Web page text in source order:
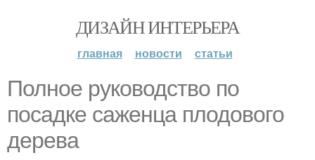
ДИЗАЙН ИНТЕРЬЕРА
главная новости статьи
Полное руководство по
посадке саженца плодового
дерева